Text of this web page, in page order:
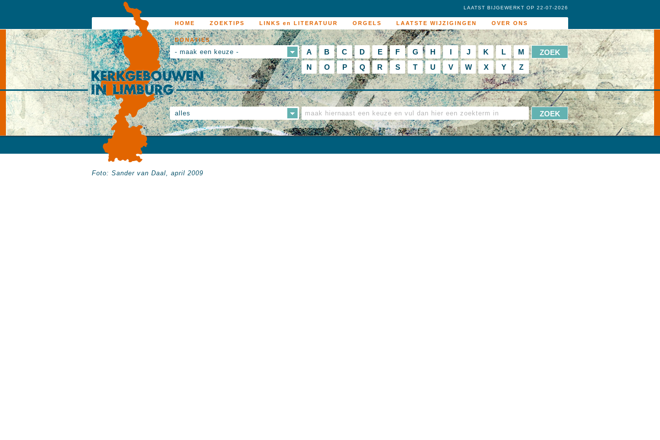
HOME ZOEKTIPS LINKS en LITERATUUR ORGELS LAATSTE WIJZIGINGEN OVER ONS
DONATIES
LAATST BIJGEWERKT OP 22-07-2026
- maak een keuze - A B C D E F G H I J K L
M
N
O P Q R S T U V W X Y Z
alles
Foto: Sander van Daal, april 2009